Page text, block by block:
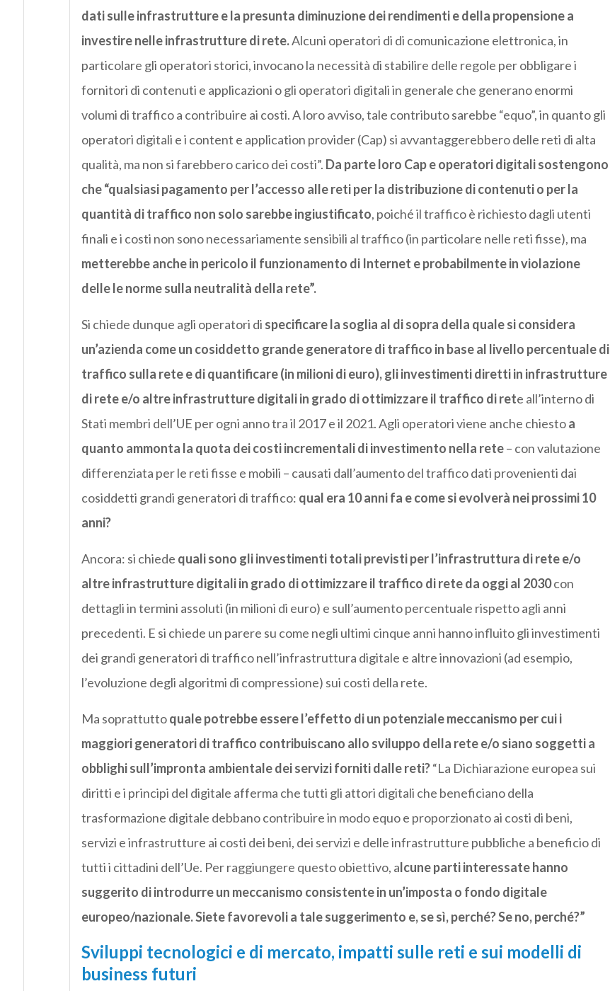
dati sulle infrastrutture e la presunta diminuzione dei rendimenti e della propensione a
investire nelle infrastrutture di rete.Alcuni operatori di di comunicazione elettronica, in
particolare gli operatori storici, invocano la necessità di stabilire delle regole per obbligare i
fornitori di contenuti e applicazioni o gli operatori digitali in generale che generano enormi
volumi di traffico a contribuire ai costi. A loro avviso, tale contributo sarebbe “equo”, in quanto gli
operatori digitali e i content e application provider (Cap) si avvantaggerebbero delle reti di alta
qualità, ma non si farebbero carico dei costi”. Da parte loro Cap e operatori digitali sostengono
che “qualsiasi pagamento per l’accesso alle reti per la distribuzione di contenuti o per la
quantità di traffico non solo sarebbe ingiustificato, poiché il traffico è richiesto dagli utenti
finali e i costi non sono necessariamente sensibili al traffico (in particolare nelle reti fisse), ma
metterebbe anche in pericolo il funzionamento di Internet e probabilmente in violazione
delle le norme sulla neutralità della rete”.
Si chiede dunque agli operatori di specificare la soglia al di sopra della quale si considera
un’azienda come un cosiddetto grande generatore di traffico in base al livello percentuale di
traffico sulla rete e di quantificare (in milioni di euro), gli investimenti diretti in infrastrutture
di rete e/o altre infrastrutture digitali in grado di ottimizzare il traffico di rete all’interno di
Stati membri dell’UE per ogni anno tra il 2017 e il 2021. Agli operatori viene anche chiestoa
quanto ammonta la quota dei costi incrementali di investimento nella rete– con valutazione
differenziata per le reti fisse e mobili – causati dall’aumento del traffico dati provenienti dai
cosiddetti grandi generatori di traffico: qual era 10 anni fa e come si evolverà nei prossimi 10
anni?
Ancora: si chiede quali sono gli investimenti totali previsti per l’infrastruttura di rete e/o
altre infrastrutture digitali in grado di ottimizzare il traffico di rete da oggi al 2030con
dettagli in termini assoluti (in milioni di euro) e sull’aumento percentuale rispetto agli anni
precedenti. E si chiede un parere su come negli ultimi cinque anni hanno influito gli investimenti
dei grandi generatori di traffico nell’infrastruttura digitale e altre innovazioni (ad esempio,
l’evoluzione degli algoritmi di compressione) sui costi della rete.
Ma soprattuttoquale potrebbe essere l’effetto di un potenziale meccanismo per cui i
maggiori generatori di traffico contribuiscano allo sviluppo della rete e/o siano soggetti a
obblighi sull’impronta ambientale dei servizi forniti dalle reti?“La Dichiarazione europea sui
diritti e i principi del digitale afferma che tutti gli attori digitali che beneficiano della
trasformazione digitale debbano contribuire in modo equo e proporzionato ai costi di beni,
servizi e infrastrutture ai costi dei beni, dei servizi e delle infrastrutture pubbliche a beneficio di
tutti i cittadini dell’Ue. Per raggiungere questo obiettivo, alcune parti interessate hanno
suggerito di introdurre un meccanismo consistente in un’imposta o fondo digitale
europeo/nazionale. Siete favorevoli a tale suggerimento e, se sì, perché? Se no, perché?”
Sviluppi tecnologici e di mercato, impatti sulle reti e sui modelli di
business futuri